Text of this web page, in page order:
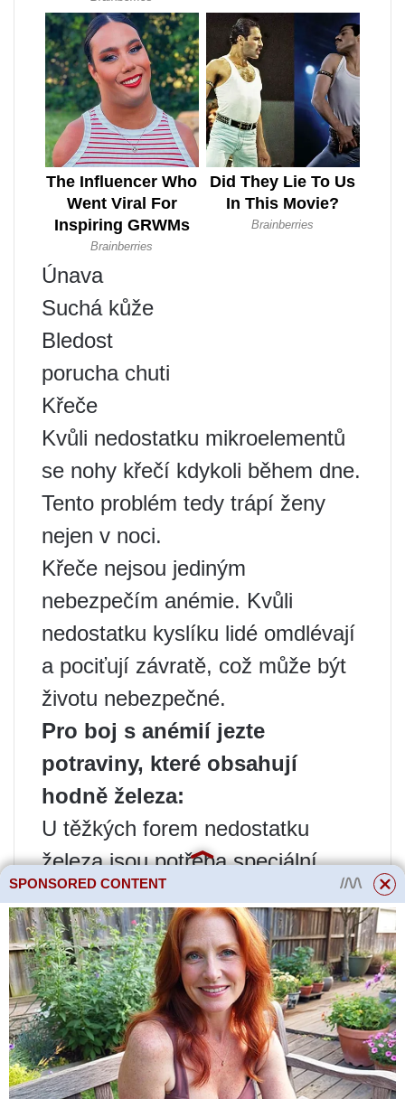
Únava
Suchá kůže
Bledost
porucha chuti
Křeče
Kvůli nedostatku mikroelementů
se nohy křečí kdykoli během dne.
Tento problém tedy trápí ženy
nejen v noci.
Křeče nejsou jediným
nebezpečím anémie. Kvůli
nedostatku kyslíku lidé omdlévají
a pociťují závratě, což může být
životu nebezpečné.
Pro boj s anémií jezte
potraviny, které obsahují
hodně železa:
U těžkých forem nedostatku
železa jsou potřeba speciální
léky. Budete muset navštívit
lékaře.
Další příčina křečí souvisí spíše s
životním stylem než se stravou.
Stagnace krevního oběhu
Kvůli špatnému krevnímu oběhu
mají někteří lidé křeče v nohách.
SPONSORED CONTENT